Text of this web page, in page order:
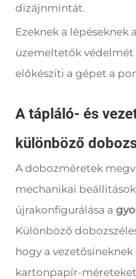
dizájnmintát.
Ezeknek a lépéseknek
üzemeltetők védelmét
előkészíti a gépet a
A tápláló- és
különböző
A dobozméretek
mechanikai
újrakonfigurálása a
Különböző
hogy a
kartonpapír-